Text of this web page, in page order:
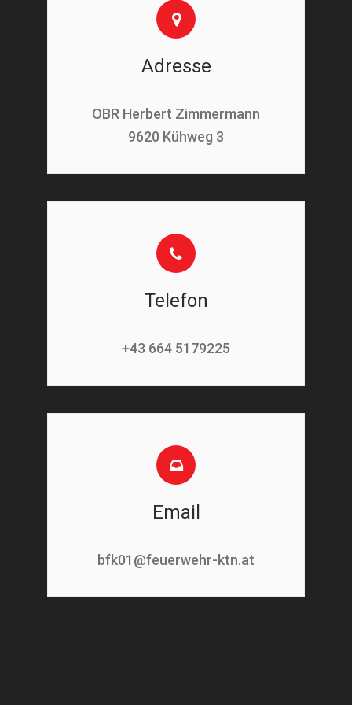
Adresse
OBR Herbert Zimmermann
9620 Kühweg 3
Telefon
+43 664 5179225
Email
bfk01@feuerwehr-ktn.at